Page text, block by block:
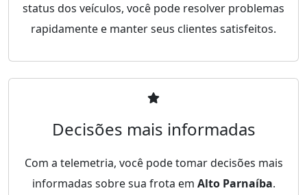
status dos veículos, você pode resolver problemas
rapidamente e manter seus clientes satisfeitos.
Decisões mais informadas
Com a telemetria, você pode tomar decisões mais
informadas sobre sua frota em Alto Parnaíba.